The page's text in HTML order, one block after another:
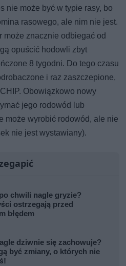
nie może być w typie rasy, bo
rasowego, ale nim nie jest.
może znacznie odbiegać od
opuścić hodowli zbyt
8 tygodni. Do tego czasu
i raz zaszczepione,
Obowiązkowo nowy
jego rodowód lub
może wyrobić rodowód, ale nie
nie jest wystawiany).
chwili nagle gryzie?
ostrzegają przed
błędem
dziwnie się zachowuje?
być zmiany, o których nie